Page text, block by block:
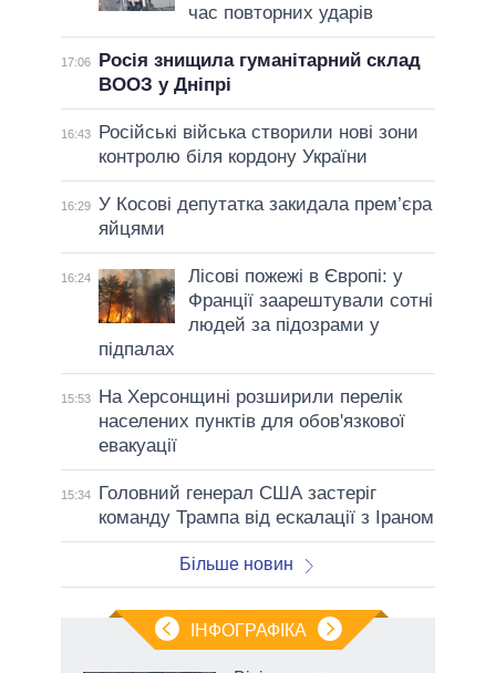
час повторних ударів
17:06
Росія знищила гуманітарний склад
ВООЗ у Дніпрі
16:43
Російські війська створили нові зони
контролю біля кордону України
16:29 У Косові депутатка закидала прем’єра
яйцями
16:24
Лісові пожежі в Європі: у
Франції заарештували сотні
людей за підозрами у
підпалах
15:53
На Херсонщині розширили перелік
населених пунктів для обов'язкової
евакуації
15:34
Головний генерал США застеріг
команду Трампа від ескалації з Іраном
Більше новин
ІНФОГРАФІКА